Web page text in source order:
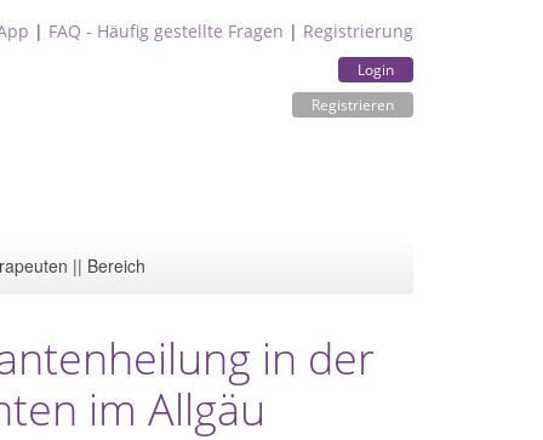
| FAQ - Häufig gestellte Fragen | Registrierung
Login
Registrieren
|| Bereich
in der
im Allgäu